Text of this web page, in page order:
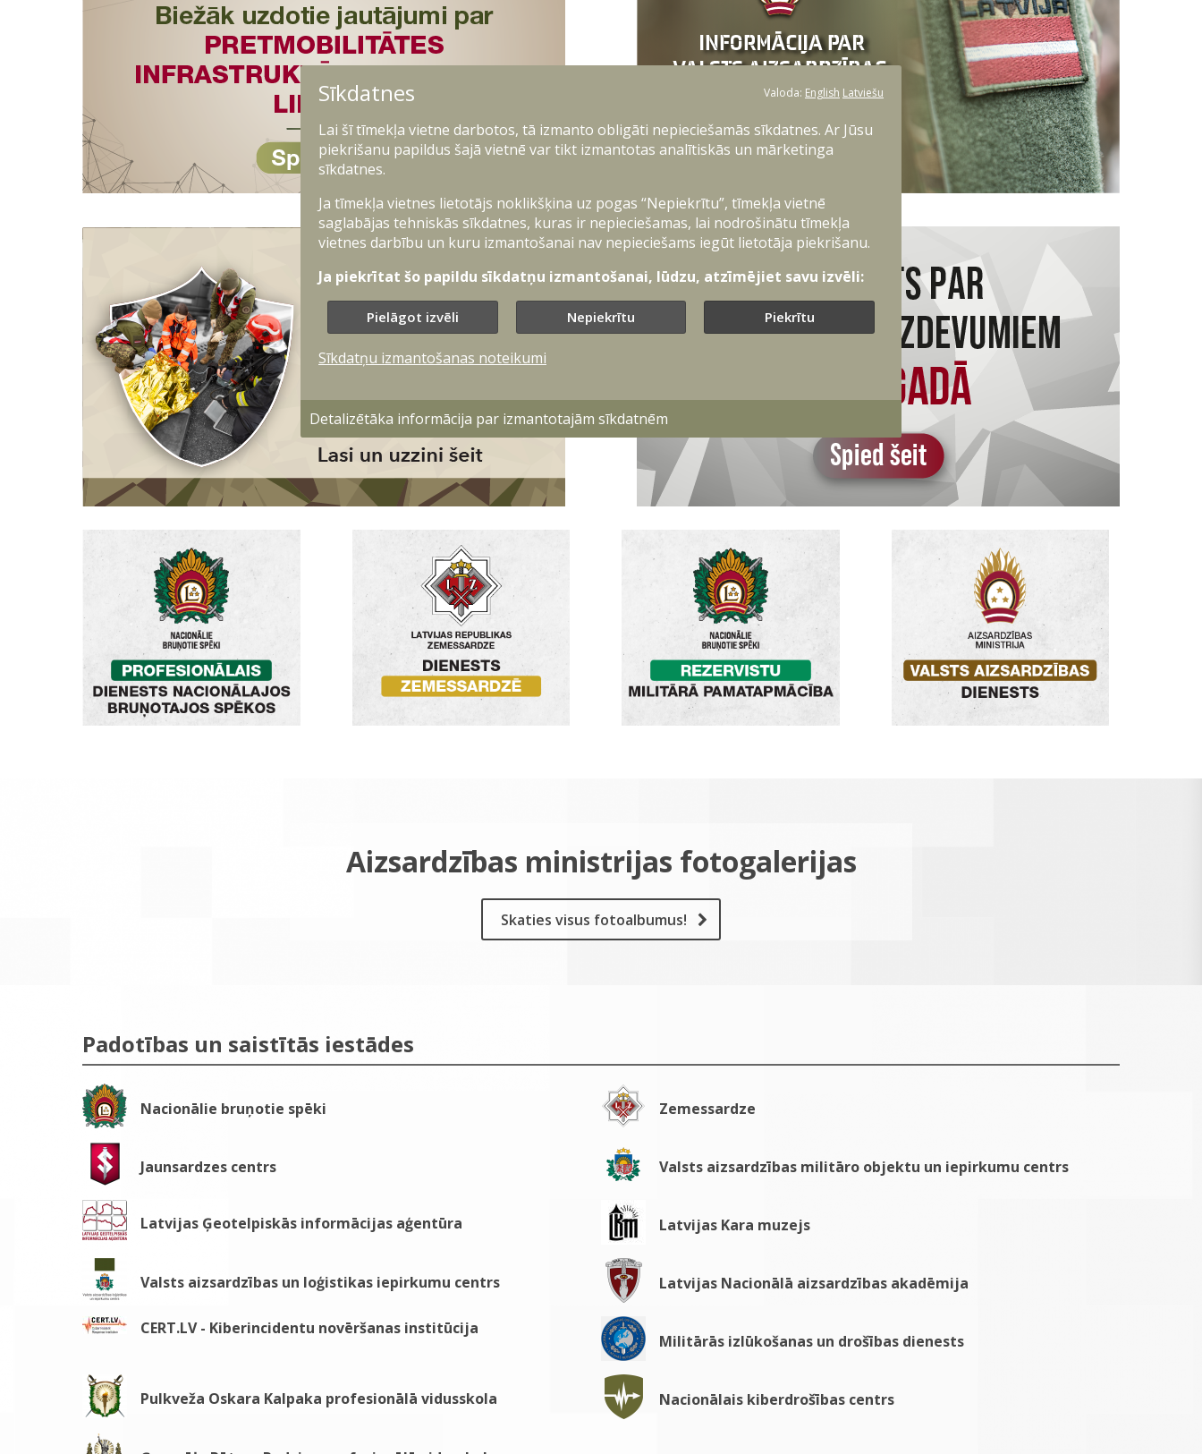
Aizsardzības ministrijas fotogalerijas
Skaties visus fotoalbumus!
Padotības un saistītās iestādes
Nacionālie bruņotie spēki Zemessardze
Jaunsardzes centrs Valsts aizsardzības militāro objektu un iepirkumu centrs
Latvijas Ģeotelpiskās informācijas aģentūra Latvijas Kara muzejs
Valsts aizsardzības un loģistikas iepirkumu centrs Latvijas Nacionālā aizsardzības akadēmija
CERT.LV - Kiberincidentu novēršanas institūcija
Militārās izlūkošanas un drošības dienests
Pulkveža Oskara Kalpaka profesionālā vidusskola Nacionālais kiberdrošības centrs
Sīkdatnes Valoda: English Latviešu
Lai šī tīmekļa vietne darbotos, tā izmanto obligāti nepieciešamās sīkdatnes. Ar Jūsu
piekrišanu papildus šajā vietnē var tikt izmantotas analītiskās un mārketinga
sīkdatnes.
Ja tīmekļa vietnes lietotājs noklikšķina uz pogas “Nepiekrītu”, tīmekļa vietnē
saglabājas tehniskās sīkdatnes, kuras ir nepieciešamas, lai nodrošinātu tīmekļa
vietnes darbību un kuru izmantošanai nav nepieciešams iegūt lietotāja piekrišanu.
Ja piekrītat šo papildu sīkdatņu izmantošanai, lūdzu, atzīmējiet savu izvēli:
Pielāgot izvēli Nepiekrītu Piekrītu
Sīkdatņu izmantošanas noteikumi
Detalizētāka informācija par izmantotajām sīkdatnēm